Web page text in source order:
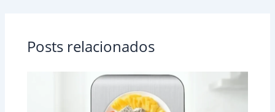
Posts relacionados